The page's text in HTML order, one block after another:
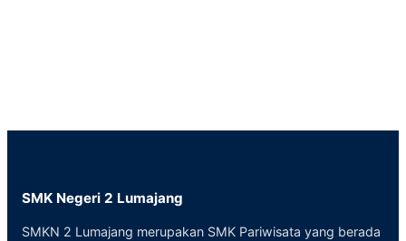
SMK Negeri 2 Lumajang
SMKN 2 Lumajang merupakan SMK Pariwisata yang berada